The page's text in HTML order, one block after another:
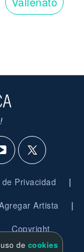
Privacidad |
Artista |
Copyright
de cookies